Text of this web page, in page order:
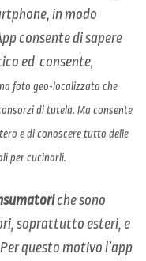
in modo
consente di sapere
ed consente,
foto geo-localizzata che
di tutela. Ma consente
e di conoscere tutto delle
per cucinarli.
che sono
soprattutto esteri, e
questo motivo l’app